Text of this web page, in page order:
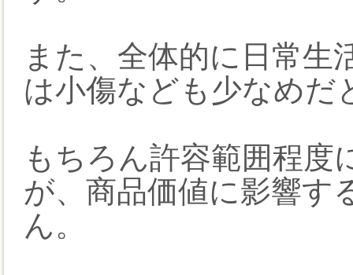
また、全体的に日常生
は小傷なども少なめだ
もちろん許容範囲程度
が、商品価値に影響す
ん。